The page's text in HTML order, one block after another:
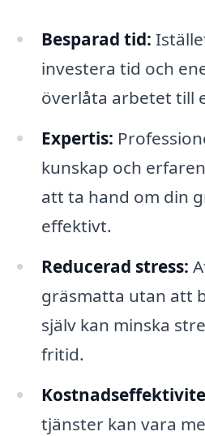
Besparad tid:
investera tid och
överlåta arbetet till
Expertis:
kunskap och
att ta hand om din
effektivt.
Reducerad stress:
gräsmatta utan att
själv kan minska
fritid.
tjänster kan vara